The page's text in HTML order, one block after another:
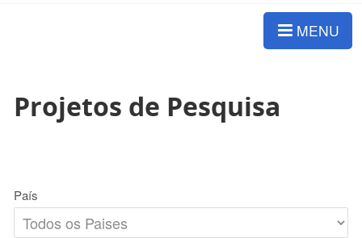
MENU
Projetos de Pesquisa
País